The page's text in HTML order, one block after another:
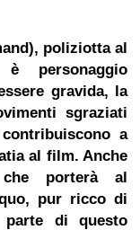
poliziotta al
personaggio
gravida, la
sgraziati
a
al film. Anche
porterà al
pur ricco di
di questo